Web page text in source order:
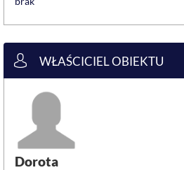
WŁAŚCICIEL OBIEKTU
Dorota